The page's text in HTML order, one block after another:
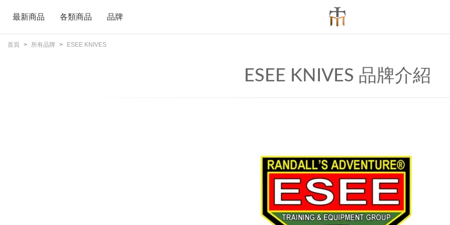
最新商品 各類商品 品牌
首頁 所有品牌 ESEE KNIVES
ESEE KNIVES 品牌介紹